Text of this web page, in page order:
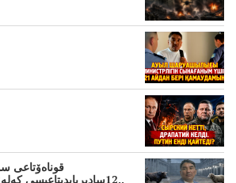
قوناەۆتاعى
12سادىربايدىتاعىسى كەلە12نجىلعاۇقا مەس..